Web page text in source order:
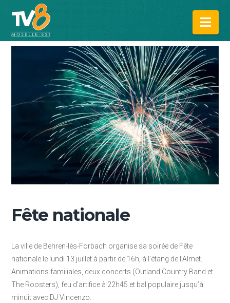
Fête nationale
La ville de Behren-lès-Forbach organise sa soirée de Fête
nationale le lundi 13 juillet à partir de 16h, à l’étang de l’Almet.
Animations familiales, deux concerts (Outland Country Band et
The Roosters), feu d’artifice à 22h45 et bal populaire jusqu’à
minuit avec DJ Vincenzo.